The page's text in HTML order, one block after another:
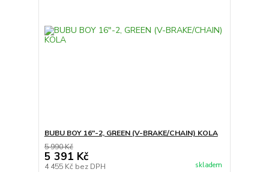
BUBU BOY 16"-2, GREEN (V-BRAKE/CHAIN) KOLA
5 990 Kč
5 391 Kč
4 455 Kč bez DPH skladem